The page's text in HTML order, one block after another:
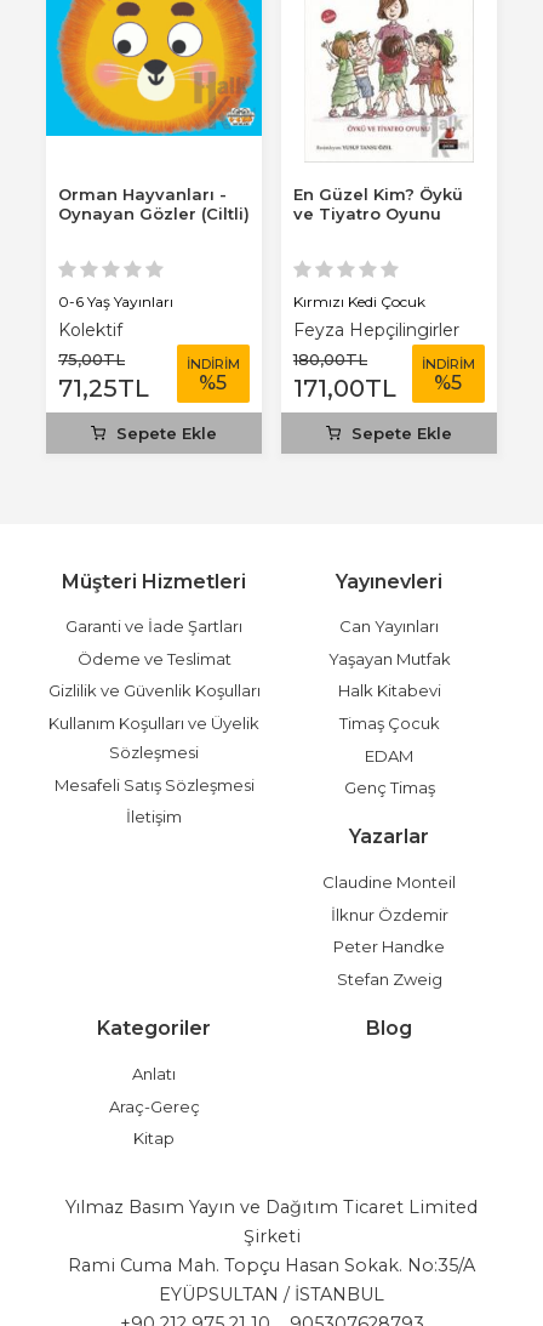
Orman Hayvanları -
Oynayan Gözler (Ciltli)
0-6 Yaş Yayınları
Kolektif
75,00TL
71,25TL
İNDİRİM
%5
Sepete Ekle
En Güzel Kim? Öykü
ve Tiyatro Oyunu
Kırmızı Kedi Çocuk
Feyza Hepçilingirler
180,00TL
171,00TL
İNDİRİM
%5
Sepete Ekle
Müşteri Hizmetleri
Garanti ve İade Şartları
Ödeme ve Teslimat
Gizlilik ve Güvenlik Koşulları
Kullanım Koşulları ve Üyelik
Sözleşmesi
Mesafeli Satış Sözleşmesi
İletişim
Yayınevleri
Can Yayınları
Yaşayan Mutfak
Halk Kitabevi
Timaş Çocuk
EDAM
Genç Timaş
Yazarlar
Claudine Monteil
İlknur Özdemir
Peter Handke
Stefan Zweig
Kategoriler
Anlatı
Araç-Gereç
Kitap
Blog
Yılmaz Basım Yayın ve Dağıtım Ticaret Limited
Şirketi
Rami Cuma Mah. Topçu Hasan Sokak. No:35/A
EYÜPSULTAN / İSTANBUL